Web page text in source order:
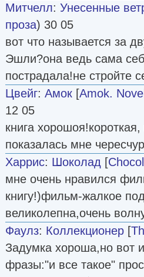
Митчелл: Унесенные
проза) 30 05
вот что называется за
Эшли?она ведь сама
пострадала!не стройте
Цвейг: Амок [Amok.
12 05
книга
показалась мне
Харрис: Шоколад [
мне очень нравился
книгу!)фильм-жалкое
великолепна,очень
Фаулз: Коллекционер [
Задумка хороша,но вот
фразы:"и все такое"